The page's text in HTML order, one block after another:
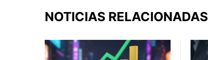
NOTICIAS RELACIONADAS